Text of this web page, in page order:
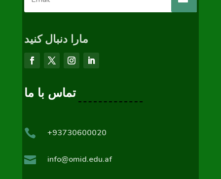
مارا دنبال کنید
تماس با ما
 +93730600020
 info@omid.edu.af